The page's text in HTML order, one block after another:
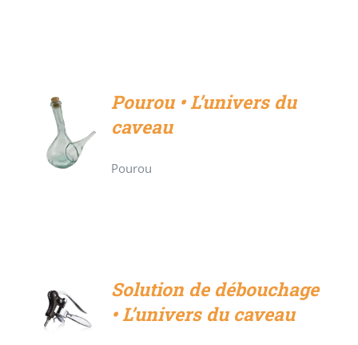
DÉTAILS
Pourou • L’univers du
caveau
Pourou
DÉTAILS
Solution de débouchage
• L’univers du caveau